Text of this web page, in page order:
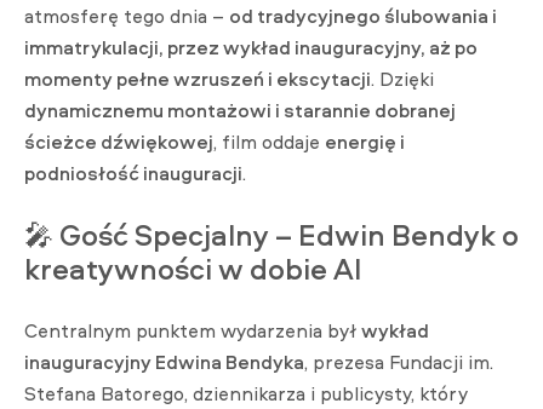
atmosferę tego dnia – od tradycyjnego ślubowania i
immatrykulacji, przez wykład inauguracyjny, aż po
momenty pełne wzruszeń i ekscytacji. Dzięki
dynamicznemu montażowi i starannie dobranej
ścieżce dźwiękowej, film oddaje energię i
podniosłość inauguracji.
🎤 Gość Specjalny – Edwin Bendyk o
kreatywności w dobie AI
Centralnym punktem wydarzenia byłwykład
inauguracyjny Edwina Bendyka, prezesa Fundacji im.
Stefana Batorego, dziennikarza i publicysty, który